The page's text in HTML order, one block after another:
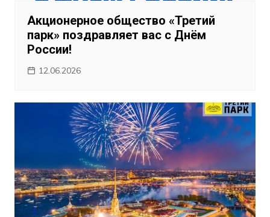
Акционерное общество «Третий
парк» поздравляет вас с Днём
России!
12.06.2026